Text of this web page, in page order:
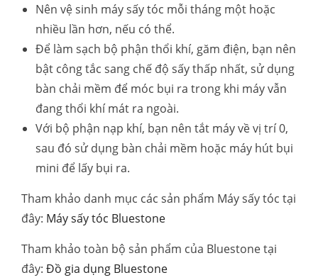
Nên vệ sinh máy sấy tóc mỗi tháng một hoặc
nhiều lần hơn, nếu có thể.
Để làm sạch bộ phận thổi khí, găm điện, bạn nên
bật công tắc sang chế độ sấy thấp nhất, sử dụng
bàn chải mềm để móc bụi ra trong khi máy vẫn
đang thổi khí mát ra ngoài.
Với bộ phận nạp khí, bạn nên tắt máy về vị trí 0,
sau đó sử dụng bàn chải mềm hoặc máy hút bụi
mini để lấy bụi ra.
Tham khảo danh mục các sản phẩm Máy sấy tóc tại
đây: Máy sấy tóc Bluestone
Tham khảo toàn bộ sản phẩm của Bluestone tại
đây: Đồ gia dụng Bluestone